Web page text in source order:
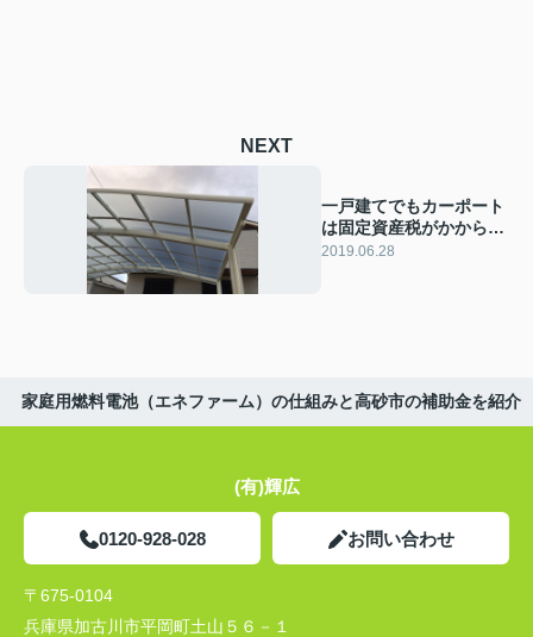
NEXT
一戸建てでもカーポート
は固定資産税がかからな
いって本当！？
2019.06.28
家庭用燃料電池（エネファーム）の仕組みと高砂市の補助金を紹介
(有)輝広
0120-928-028 お問い合わせ
〒675-0104
兵庫県加古川市平岡町土山５６－１